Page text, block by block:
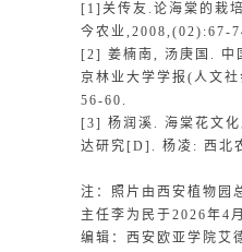
[1]关传友.论海棠的栽
今农业,2008,(02):67-
[2] 姜楠南, 汤庚国. 中
京林业大学学报(人文
56-60.
[3] 杨润溪. 海棠花文化
达研究[D]. 杨凌: 西北
注：照片由西安植物园
主任李为民于2026年4
编辑：西安欧亚学院艾